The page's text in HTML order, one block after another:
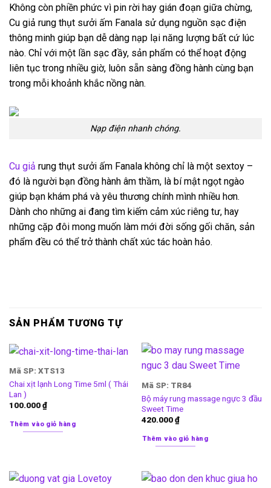
Không còn phiền phức vì pin rời hay gián đoạn giữa chừng,
Cu giả rung thụt sưởi ấm Fanala sử dụng nguồn sạc điện
thông minh giúp bạn dễ dàng nạp lại năng lượng bất cứ lúc
nào. Chỉ với một lần sạc đầy, sản phẩm có thể hoạt động
liên tục trong nhiều giờ, luôn sẵn sàng đồng hành cùng bạn
trong mỗi khoảnh khắc nồng nàn.
Nạp điện nhanh chóng.
Cu giả rung thụt sưởi ấm Fanala không chỉ là một sextoy –
đó là người bạn đồng hành âm thầm, là bí mật ngọt ngào
giúp bạn khám phá và yêu thương chính mình nhiều hơn.
Dành cho những ai đang tìm kiếm cảm xúc riêng tư, hay
những cặp đôi mong muốn làm mới đời sống gối chăn, sản
phẩm đều có thể trở thành chất xúc tác hoàn hảo.
SẢN PHẨM TƯƠNG TỰ
Mã SP: XTS13
Chai xịt lạnh Long Time 5ml ( Thái
Lan )
100.000₫
Thêm vào giỏ hàng
Mã SP: TR84
Bộ máy rung massage ngực 3 đầu
Sweet Time
420.000₫
Thêm vào giỏ hàng